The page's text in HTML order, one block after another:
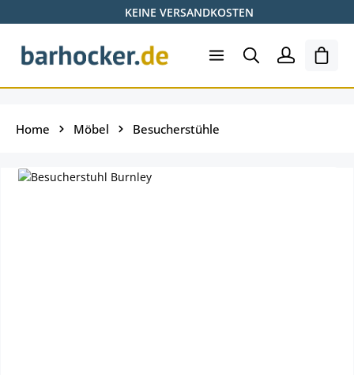
Zum Hauptinhalt springenKEINE VERSANDKOSTEN
Home Möbel Besucherstühle